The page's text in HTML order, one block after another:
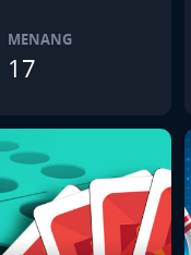
MENANG
17